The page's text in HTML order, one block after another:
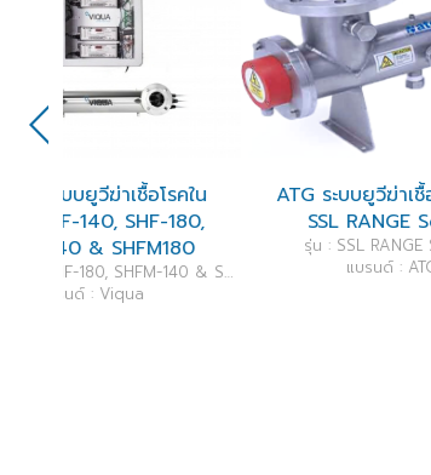
ATG ระบบยูวีฆ่าเชื้อโรคในน้ำ
SSL RANGE Series
รุ่น : SSL RANGE Series
แบรนด์ : ATG